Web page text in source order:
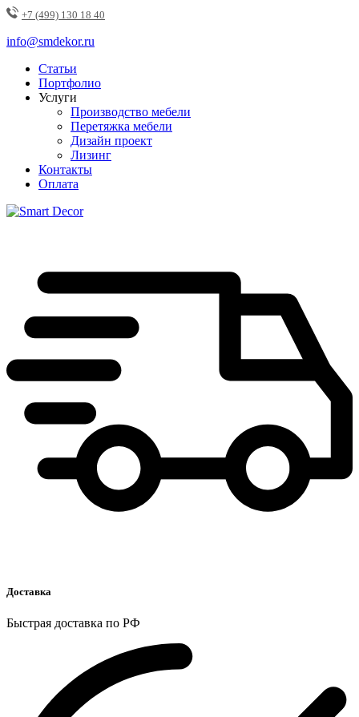
+7 (499) 130 18 40
info@smdekor.ru
Статьи
Портфолио
Услуги
Производство мебели
Перетяжка мебели
Дизайн проект
Лизинг
Контакты
Оплата
Доставка
Быстрая доставка по РФ